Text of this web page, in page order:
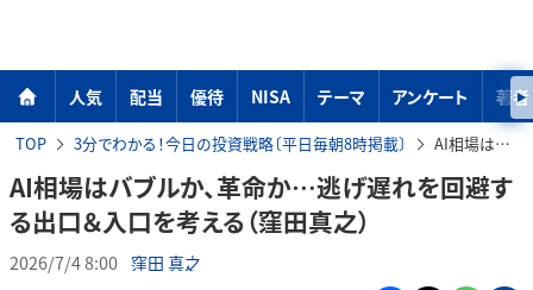
人気 配当 優待 NISA テーマ アンケート 著者
TOP 3分でわかる！今日の投資戦略〔平日毎朝8時掲載〕 AI相場はバブルか、革命か…逃げ遅れを回避する出口＆入口を考える（窪田真之）
AI相場はバブルか、革命か…逃げ遅れを回避す
る出口＆入口を考える（窪田真之）
2026/7/4 8:00 窪田 真之